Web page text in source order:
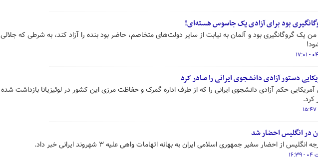
بود برای آزادی یک جاسوس هسته‌ای!
یک گروگانگیری بود و آلمان به نیابت از سایر دولت‌های متخاصم، حاضر بود بنده را آزاد کند، به شرطی که جلالی
دستور آزادی دانشجوی ایرانی را صادر کرد
حکم آزادی دانشجوی ایرانی را که از طرف اداره گمرک و حفاظت مرزی این کشور در لوئیزیانا بازداشت شده
کرد.
در انگلیس احضار شد
از احضار سفیر جمهوری اسلامی ایران به بهانه اتهامات واهی علیه ۳ شهروند ایرانی خبر داد.